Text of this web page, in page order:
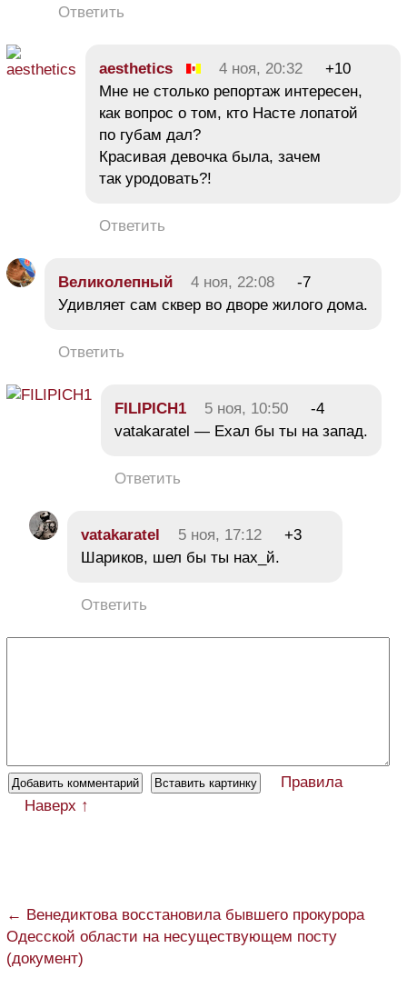
Ответить
aesthetics 4 ноя, 20:32
+10
Мне не столько репортаж интересен,
как вопрос о том, кто Насте лопатой
по губам дал?
Красивая девочка была, зачем
так уродовать?!
Ответить
Великолепный 4 ноя, 22:08
-7
Удивляет сам сквер во дворе жилого дома.
Ответить
FILIPICH1 5 ноя, 10:50
-4
vatakaratel — Ехал бы ты на запад.
Ответить
vatakaratel 5 ноя, 17:12
+3
Шариков, шел бы ты нах_й.
Ответить
Правила
Наверх ↑
← Венедиктова восстановила бывшего прокурора
Одесской области на несуществующем посту
(документ)